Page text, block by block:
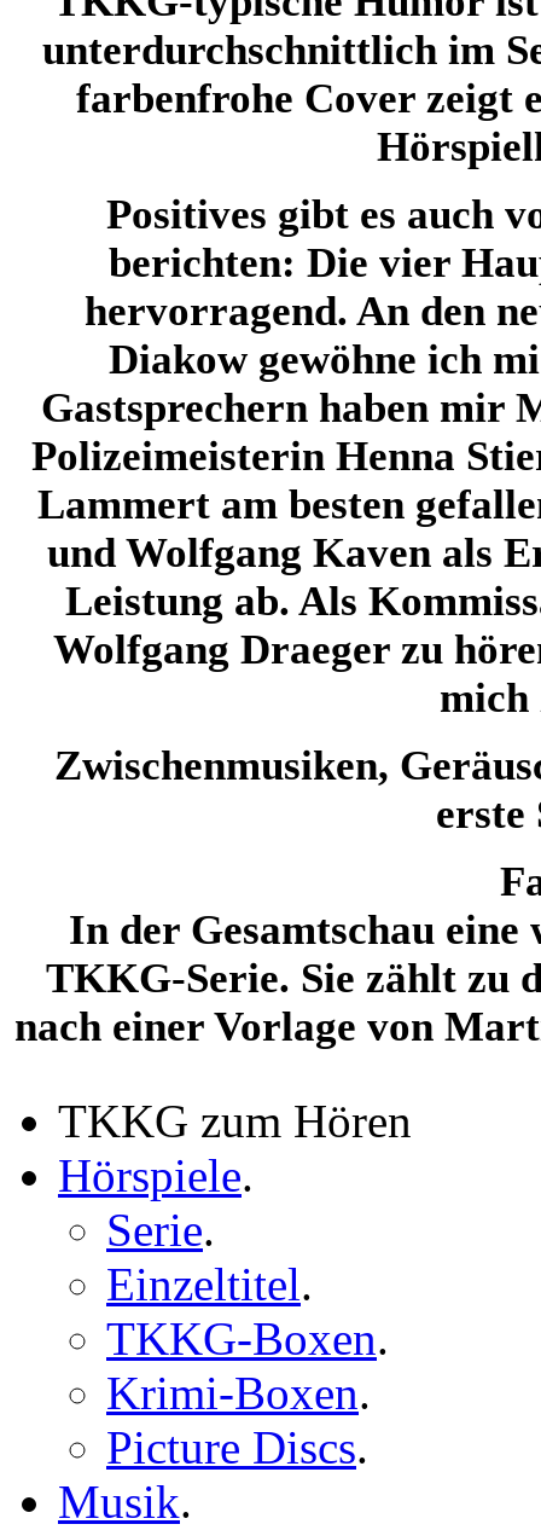
unterdurchschnittlich im
farbenfrohe Cover zeigt
Positives gibt es auch
berichten: Die vier
hervorragend. An den
Diakow gewöhne ich
Gastsprechern haben mir
Polizeimeisterin Henna
Lammert am besten
und Wolfgang Kaven als
Leistung ab. Als
Wolfgang Draeger zu
mich
Zwischenmusiken,
erste
In der Gesamtschau eine
TKKG-Serie. Sie zählt zu
nach einer Vorlage von
TKKG zum Hören
Hörspiele.
Serie.
Einzeltitel.
TKKG-Boxen.
Krimi-Boxen.
Picture Discs.
Musik.